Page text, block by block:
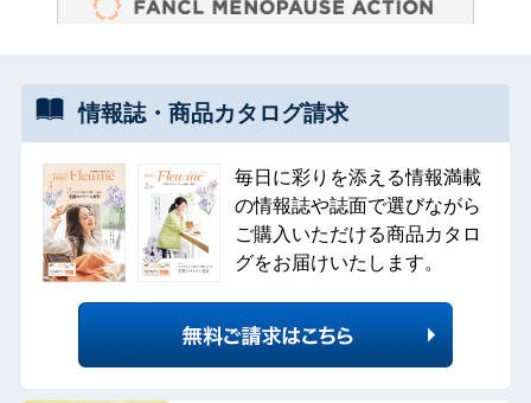
情報誌・ 商品カタログ請求
毎日に彩りを添える情報満載
の情報誌や誌面で選びながら
ご購入いただける商品カタロ
グをお届けいたします。